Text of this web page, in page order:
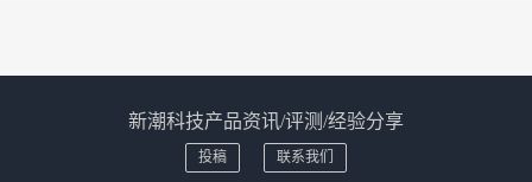
新潮科技产品资讯/评测/经验分享
投稿 联系我们